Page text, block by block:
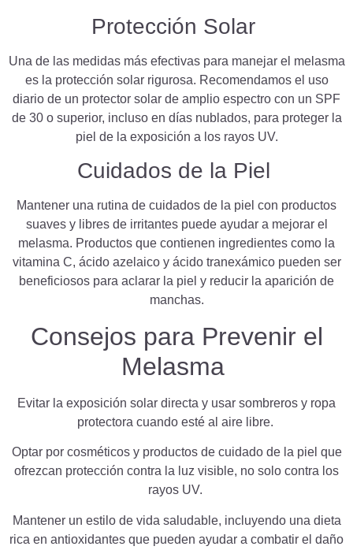
Protección Solar
Una de las medidas más efectivas para manejar el melasma
es la protección solar rigurosa. Recomendamos el uso
diario de un protector solar de amplio espectro con un SPF
de 30 o superior, incluso en días nublados, para proteger la
piel de la exposición a los rayos UV.
Cuidados de la Piel
Mantener una rutina de cuidados de la piel con productos
suaves y libres de irritantes puede ayudar a mejorar el
melasma. Productos que contienen ingredientes como la
vitamina C, ácido azelaico y ácido tranexámico pueden ser
beneficiosos para aclarar la piel y reducir la aparición de
manchas.
Consejos para Prevenir el
Melasma
Evitar la exposición solar directa y usar sombreros y ropa
protectora cuando esté al aire libre.
Optar por cosméticos y productos de cuidado de la piel que
ofrezcan protección contra la luz visible, no solo contra los
rayos UV.
Mantener un estilo de vida saludable, incluyendo una dieta
rica en antioxidantes que pueden ayudar a combatir el daño